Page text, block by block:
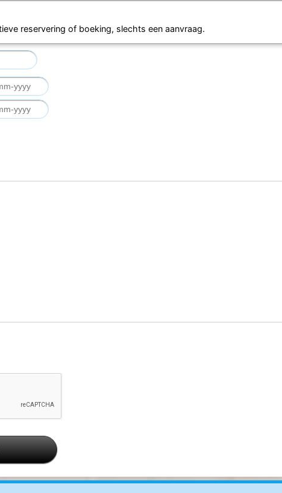
reservering of boeking, slechts een aanvraag.